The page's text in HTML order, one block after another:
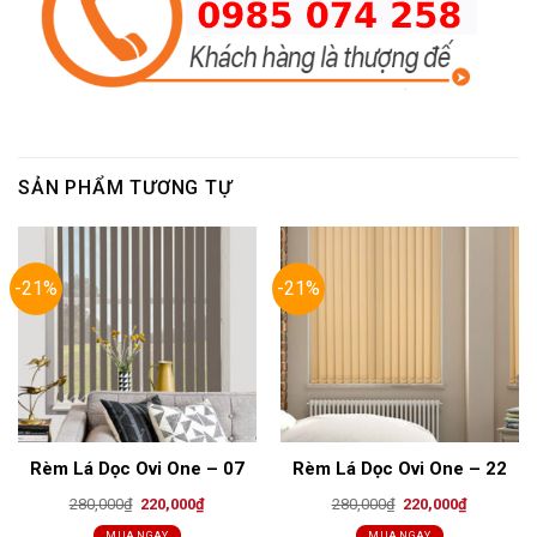
SẢN PHẨM TƯƠNG TỰ
-21%
Rèm Lá Dọc Ovi One – 07
280,000₫ Original
price
was:
220,000₫Current
-21%
Rèm Lá Dọc Ovi One – 22
280,000₫ Original
price
was:
220,000₫Current